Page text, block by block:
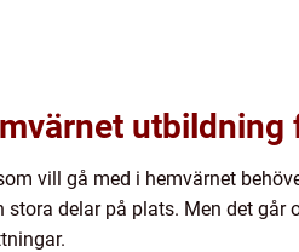
vill gå med i hemvärnet
stora delar på plats. Men det